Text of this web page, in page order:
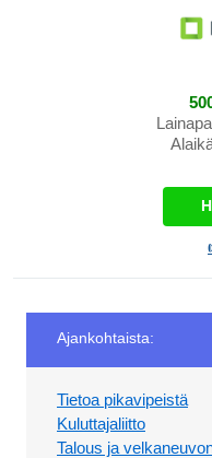
Ajankohtaista:
Tietoa pikavipeistä
Kuluttajaliitto
Talous ja